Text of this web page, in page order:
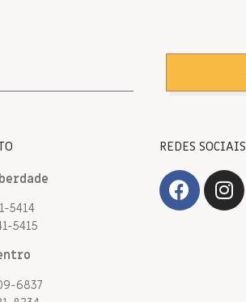
5414
5415
6837
REDES SOCIAIS